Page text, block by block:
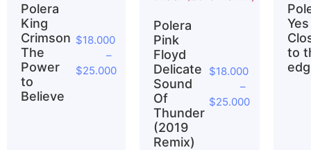
Polera
King
Crimson
The
Power
to
Believe
$18.000
–
$25.000
Polera
Pink
Floyd
Delicate
Sound
Of
Thunder
(2019
Remix)
$18.000
–
$25.000
Yes
to